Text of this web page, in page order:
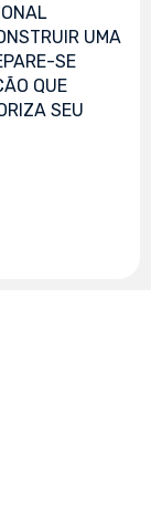
UMA
SE
QUE
SEU